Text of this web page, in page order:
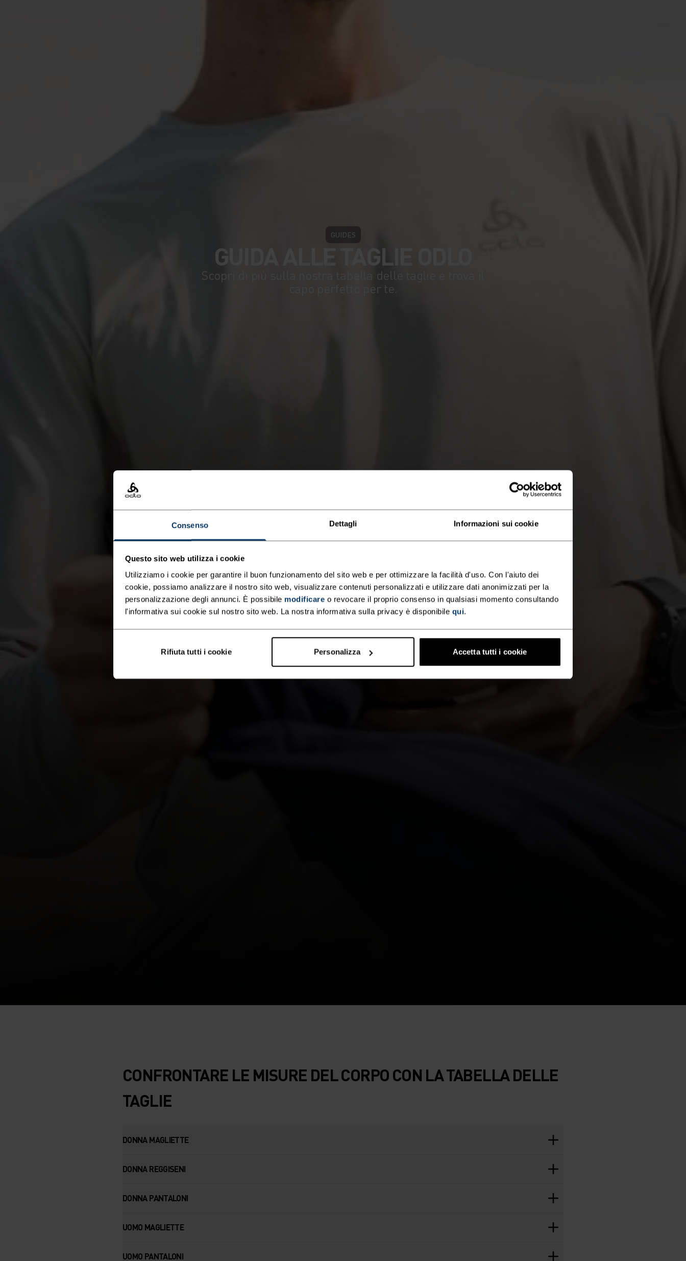
Consenso Dettagli Informazioni sui cookie
Questo sito web utilizza i cookie
Utilizziamo i cookie per garantire il buon funzionamento del sito web e per ottimizzare la facilità d'uso. Con l'aiuto dei
cookie, possiamo analizzare il nostro sito web, visualizzare contenuti personalizzati e utilizzare dati anonimizzati per la
personalizzazione degli annunci. È possibile modificare o revocare il proprio consenso in qualsiasi momento consultando
l'informativa sui cookie sul nostro sito web. La nostra informativa sulla privacy è disponibile qui.
Rifiuta tutti i cookie Personalizza Accetta tutti i cookie
GUIDES
GUIDA ALLE TAGLIE ODLO
Scopri di più sulla nostra tabella delle taglie e trova il
capo perfetto per te.
CONFRONTARE LE MISURE DEL CORPO CON LA TABELLA DELLE
TAGLIE
DONNA MAGLIETTE
DONNA REGGISENI
DONNA PANTALONI
UOMO MAGLIETTE
UOMO PANTALONI